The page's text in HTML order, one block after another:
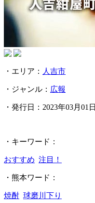
・エリア： 人吉市
・ジャンル： 広報
・発行日： 2023年03月01日
・キーワード：
おすすめ 注目！
・熊本ワード：
焼酎 球磨川下り